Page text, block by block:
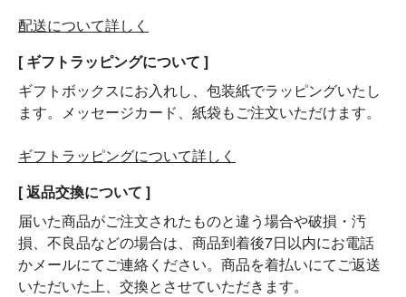
配送について詳しく
[ ギフトラッピングについて ]
ギフトボックスにお入れし、包装紙でラッピングいたし
ます。メッセージカード、紙袋もご注文いただけます。
ギフトラッピングについて詳しく
[ 返品交換について ]
届いた商品がご注文されたものと違う場合や破損・汚
損、不良品などの場合は、商品到着後7日以内にお電話
かメールにてご連絡ください。商品を着払いにてご返送
いただいた上、交換とさせていただきます。